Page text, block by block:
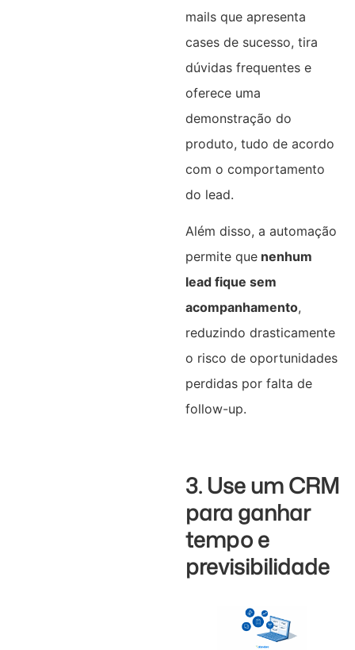
mails que apresenta
cases de sucesso, tira
dúvidas frequentes e
oferece uma
demonstração do
produto, tudo de acordo
com o comportamento
do lead.
Além disso, a automação
permite quenenhum
lead fique sem
acompanhamento,
reduzindo drasticamente
o risco de oportunidades
perdidas por falta de
follow-up.
3. Use um CRM
para ganhar
tempo e
previsibilidade